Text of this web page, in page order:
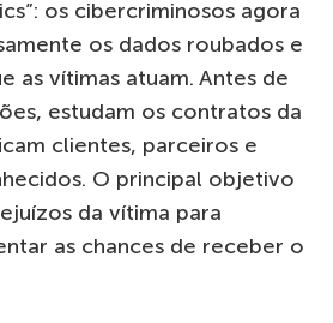
os cibercriminosos agora
os dados roubados e
as vítimas atuam. Antes de
estudam os contratos da
clientes, parceiros e
O principal objetivo
da vítima para
as chances de receber o